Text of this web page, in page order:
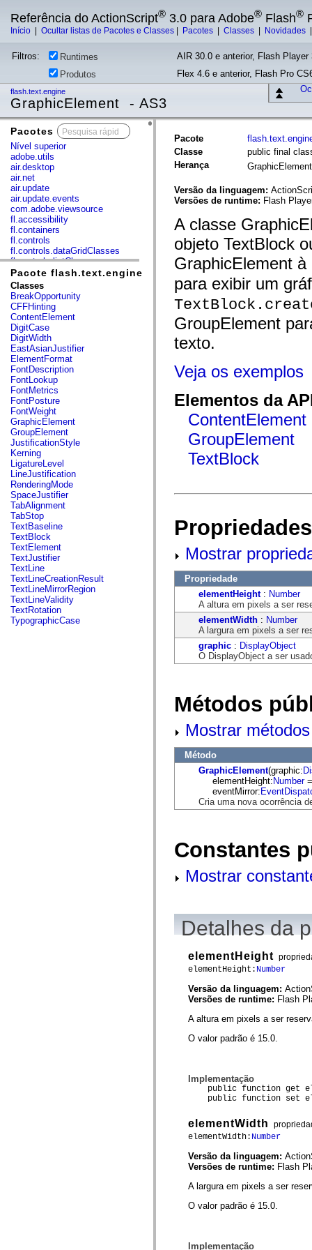
Referência do ActionScript® 3.0 para Adobe® Flash®
Início Ocultar listas de Pacotes e Classes Pacotes Classes Novidades
Filtros: Runtimes
AIR 30.0 e anterior, Flash
Produtos
Flex 4.6 e anterior, Flash Pro
flash.text.engine
GraphicElement - AS3
Pacotes
Nível superior
adobe.utils
air.desktop
air.net
air.update
air.update.events
com.adobe.viewsource
fl.accessibility
fl.containers
fl.controls
fl.controls.dataGridClasses
fl.controls.listClasses
fl.controls.progressBarClasses
fl.core
fl.data
fl.display
fl.events
fl.ik
fl.lang
fl.livepreview
fl.managers
fl.motion
fl.motion.easing
fl.rsl
fl.text
fl.transitions
fl.transitions.easing
fl.video
flash.accessibility
flash.concurrent
flash.crypto
flash.data
flash.desktop
flash.display
flash.display3D
flash.display3D.textures
flash.errors
flash.events
flash.external
flash.filesystem
flash.filters
flash.geom
flash.globalization
flash.html
flash.media
flash.net
flash.net.dns
mx.automation.delegates.advancedDataGrid
mx.automation.delegates.controls.dataGridClasses
mx.automation.delegates.controls.fileSystemClasses
Pacote flash.text.engine
Classes
BreakOpportunity
CFFHinting
ContentElement
DigitCase
DigitWidth
EastAsianJustifier
ElementFormat
FontDescription
FontLookup
FontMetrics
FontPosture
FontWeight
GraphicElement
GroupElement
JustificationStyle
Kerning
LigatureLevel
LineJustification
RenderingMode
SpaceJustifier
TabAlignment
TabStop
TextBaseline
TextBlock
TextElement
TextJustifier
TextLine
TextLineCreationResult
TextLineMirrorRegion
TextLineValidity
TextRotation
TypographicCase
Pacote
Classe
public final
Herança
Versão da linguagem:
Versões de runtime: Flash
A classe
objeto TextBlock
GraphicElement
para exibir um
GroupElement
texto.
Veja os exemplos
Elementos da
ContentElement
GroupElement
TextBlock
Mostrar
Propriedade
elementHeight: Number
A altura em pixels a ser
elementWidth : Number
A largura em pixels a ser
graphic : DisplayObject
O DisplayObject a ser
Métodos
Mostrar
Método
GraphicElement(graphic:
elementHeight:Number=
eventMirror:
Cria uma nova ocorrência
Constantes
Mostrar
Detalhes da
elementHeight
elementHeight: Number
Versão da linguagem:
Versões de runtime: Flash
A altura em pixels a ser
O valor padrão é 15.0.
Implementação
public function get
public function set
elementWidth
elementWidth: Number
Versão da linguagem:
Versões de runtime: Flash
A largura em pixels a ser
O valor padrão é 15.0.
Implementação